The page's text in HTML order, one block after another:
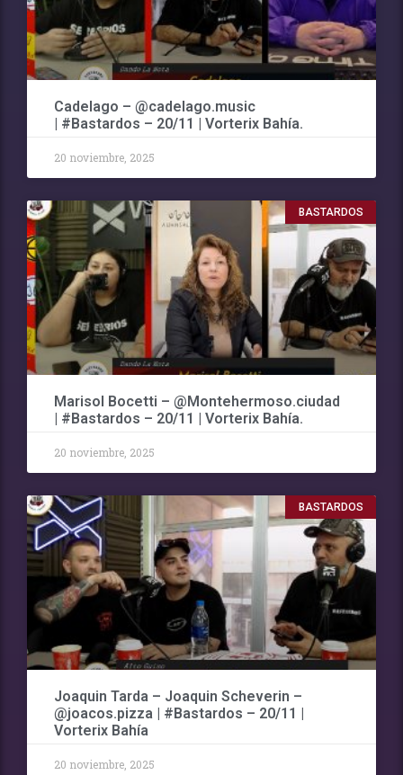
Cadelago – @cadelago.music
| #Bastardos – 20/11 | Vorterix Bahía.
20 noviembre, 2025
BASTARDOS
Marisol Bocetti – @Montehermoso.ciudad
| #Bastardos – 20/11 | Vorterix Bahía.
20 noviembre, 2025
BASTARDOS
Joaquin Tarda – Joaquin Scheverin –
@joacos.pizza | #Bastardos – 20/11 |
Vorterix Bahía
20 noviembre, 2025